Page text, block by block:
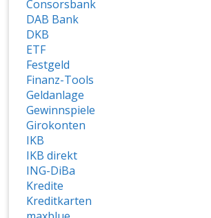
Consorsbank
DAB Bank
DKB
ETF
Festgeld
Finanz-Tools
Geldanlage
Gewinnspiele
Girokonten
IKB
IKB direkt
ING-DiBa
Kredite
Kreditkarten